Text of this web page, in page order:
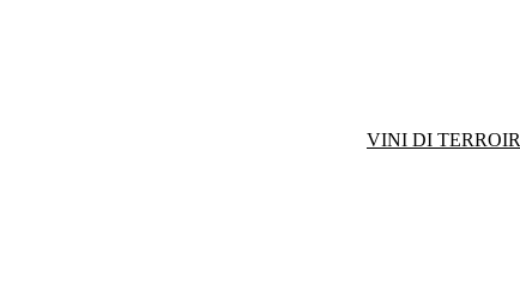
VINI DI TERROIR